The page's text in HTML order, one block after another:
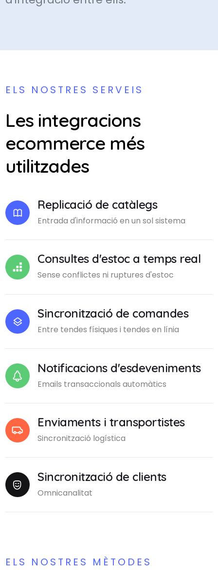
ELS NOSTRES SERVEIS
Les integracions
ecommerce més
utilitzades
Replicació de catàlegs
Entrada d'informació en un sol sistema
Consultes d'estoc a temps real
Sense conflictes ni ruptures d'estoc
Sincronització de comandes
Entre tendes físiques i tendes en línia
Notificacions d'esdeveniments
Emails transaccionals automàtics
Enviaments i transportistes
Sincronització logística
Sincronització de clients
Omnicanalitat
ELS NOSTRES MÈTODES